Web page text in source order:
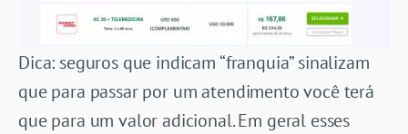
Dica: seguros que indicam “franquia” sinalizam
que para passar por um atendimento você terá
que para um valor adicional. Em geral esses